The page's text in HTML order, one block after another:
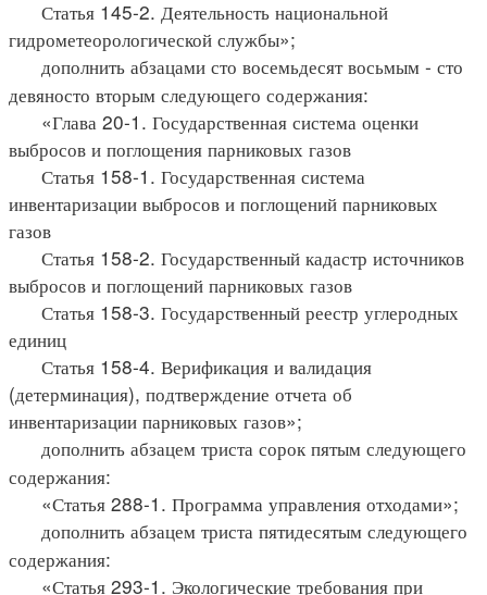
Статья 145-2. Деятельность национальной
гидрометеорологической службы»;
дополнить абзацами сто восемьдесят восьмым - сто
девяносто вторым следующего содержания:
«Глава 20-1. Государственная система оценки
выбросов и поглощения парниковых газов
Статья 158-1. Государственная система
инвентаризации выбросов и поглощений парниковых
газов
Статья 158-2. Государственный кадастр источников
выбросов и поглощений парниковых газов
Статья 158-3. Государственный реестр углеродных
единиц
Статья 158-4. Верификация и валидация
(детерминация), подтверждение отчета об
инвентаризации парниковых газов»;
дополнить абзацем триста сорок пятым следующего
содержания:
«Статья 288-1. Программа управления отходами»;
дополнить абзацем триста пятидесятым следующего
содержания:
«Статья 293-1. Экологические требования при